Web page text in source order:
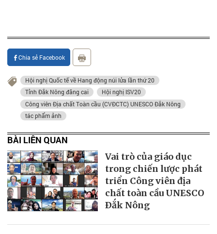
Chia sẻ Facebook
Hội nghị Quốc tế về Hang động núi lửa lần thứ 20
Tỉnh Đắk Nông đăng cai
Hội nghị ISV20
Công viên Địa chất Toàn cầu (CVĐCTC) UNESCO Đắk Nông
tác phẩm ảnh
BÀI LIÊN QUAN
Vai trò của giáo dục
trong chiến lược phát
triển Công viên địa
chất toàn cầu UNESCO
Ðắk Nông